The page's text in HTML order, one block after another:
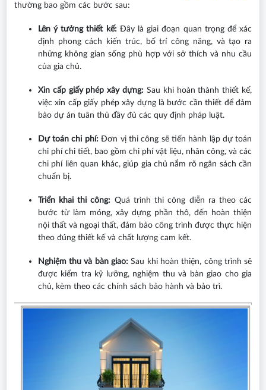
thường bao gồm các bước sau:
Lên ý tưởng thiết kế:Đây là giai đoạn quan trọng để xác
định phong cách kiến trúc, bố trí công năng, và tạo ra
những không gian sống phù hợp với sở thích và nhu cầu
của gia chủ.
Xin cấp giấy phép xây dựng: Sau khi hoàn thành thiết kế,
việc xin cấp giấy phép xây dựng là bước cần thiết để đảm
bảo dự án tuân thủ đầy đủ các quy định pháp luật.
Dự toán chi phí:Đơn vị thi công sẽ tiến hành lập dự toán
chi phí chi tiết, bao gồm chi phí vật liệu, nhân công, và các
chi phí liên quan khác, giúp gia chủ nắm rõ ngân sách cần
chuẩn bị.
Triển khai thi công: Quá trình thi công diễn ra theo các
bước từ làm móng, xây dựng phần thô, đến hoàn thiện
nội thất và ngoại thất, đảm bảo công trình được thực hiện
theo đúng thiết kế và chất lượng cam kết.
Nghiệm thu và bàn giao: Sau khi hoàn thiện, công trình sẽ
được kiểm tra kỹ lưỡng, nghiệm thu và bàn giao cho gia
chủ, kèm theo các chính sách bảo hành và bảo trì.